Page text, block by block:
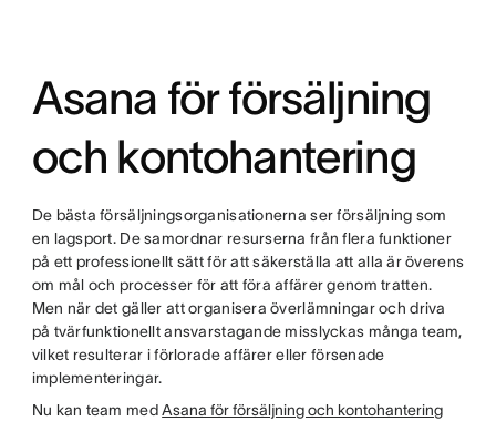
Asana för försäljning
och kontohantering
De bästa försäljningsorganisationerna ser försäljning som
en lagsport. De samordnar resurserna från flera funktioner
på ett professionellt sätt för att säkerställa att alla är överens
om mål och processer för att föra affärer genom tratten.
Men när det gäller att organisera överlämningar och driva
på tvärfunktionellt ansvarstagande misslyckas många team,
vilket resulterar i förlorade affärer eller försenade
implementeringar.
Nu kan team medAsana för försäljning och kontohantering